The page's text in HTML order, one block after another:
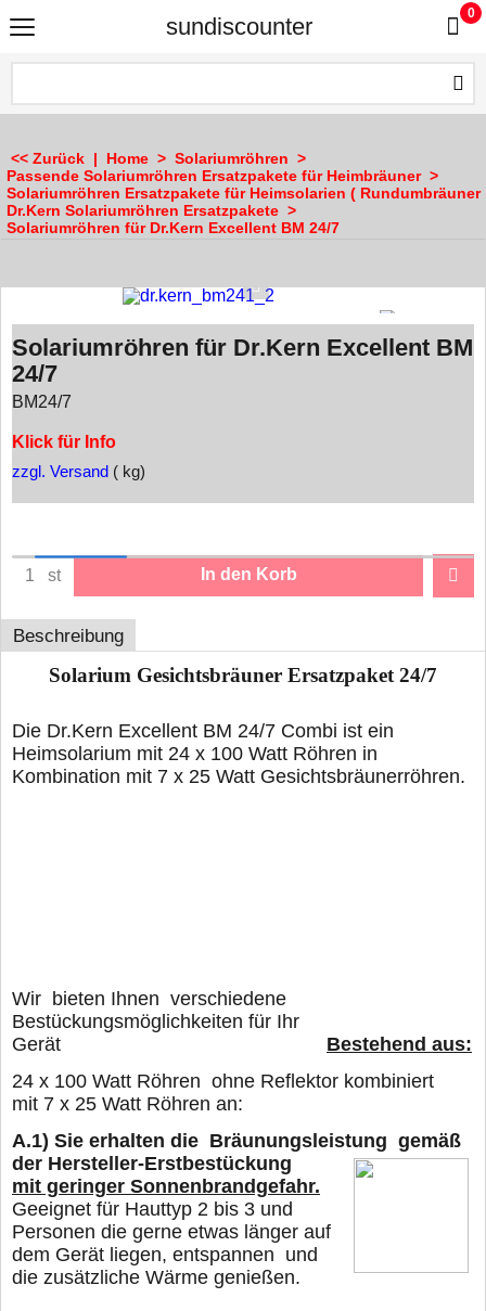
sundiscounter
0
<< Zurück | Home > Solariumröhren >
Passende Solariumröhren Ersatzpakete für Heimbräuner>
Solariumröhren Ersatzpakete für Heimsolarien ( Rundumbräuner
Dr.Kern Solariumröhren Ersatzpakete >
Solariumröhren für Dr.Kern Excellent BM 24/7
Solariumröhren für Dr.Kern Excellent BM
24/7
BM24/7
Klick für Info
zzgl. Versand kg
st In den Korb
Beschreibung
Solarium Gesichtsbräuner Ersatzpaket 24/7
Die Dr.Kern Excellent BM 24/7 Combi ist ein
Heimsolarium mit 24 x 100 Watt Röhren in
Kombination mit 7 x 25 Watt Gesichtsbräunerröhren.
Wir bieten Ihnen verschiedene
Bestückungsmöglichkeiten für Ihr
Gerät Bestehend aus:
24 x 100 Watt Röhren ohne Reflektor kombiniert
mit 7 x 25 Watt Röhren an:
A.1) Sie erhalten die Bräunungsleistung gemäß
der Hersteller-Erstbestückung
mit geringer Sonnenbrandgefahr.
Geeignet für Hauttyp 2 bis 3 und
Personen die gerne etwas länger auf
dem Gerät liegen, entspannen und
die zusätzliche Wärme genießen.